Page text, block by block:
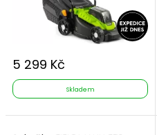
5 299 Kč
Skladem